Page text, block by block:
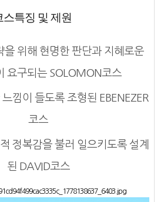
스특징 및 제원
을 위해 현명한 판단과 지혜로운
요구되는 SOLOMON코스
낌이 들도록 조형된 EBENEZER
코스
정복감을 불러 일으키도록 설계
된 DAVID코스